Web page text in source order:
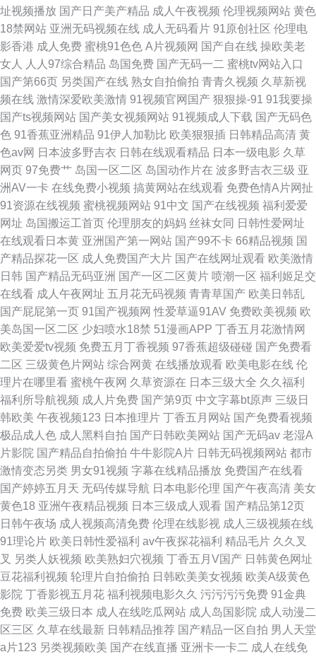
址视频播放 国产日产美产精品 成人午夜视频 伦理视频网站 黄色
18禁网站 亚洲无码视频在线 成人无码看片 91原创社区 伦理电
影香港 成人免费 蜜桃91色色 A片视频网 国产自在线 操欧美老
女人
人人97综合精品 岛国免费 国产无码一二 蜜桃tv网站入口
国产第66页 另类国产在线 熟女自拍偷拍 青青久视频 久草新视
频在线 激情深爱欧美激情 91视频官网国产 狠狠操-91 91我要操
国产ts视频网站 国产美女视频网站 91视频成人下载 国产无码色
色 91香蕉亚洲精品 91伊人加勒比 欧美狠狠插 日韩精品高清 黄
色av网 日本波多野吉衣 日韩在线观看精品 日本一级电影 久草
网页 97免费艹 岛国一区二区 岛国动作片在 波多野吉衣三级 亚
洲AV一卡 在线免费小视频 搞黄网站在线观看 免费色情A片网扯
91资源在线视频 蜜桃视频网站 91中文 国产在线视频 福利爱爱
网址 岛国搬运工首页 伦理朋友的妈妈 丝袜女同 日韩性爱网址
在线观看日本黄 亚洲国产第一网站 国产99不卡 66精品视频 国
产精品探花一区 成人免费国产大片 国产在线网址观看 欧美激情
日韩 国产精品无码亚洲 国产一区二区黄片 喷潮一区 福利姬足交
在线看 成人午夜网址 五月花无码视频 青青草国产 欧美日韩乱
国产屁屁第一页 91国产视频网 性爱草逼91AV 免费欧美视频 欧
美岛国一区二区 少妇喷水18禁 51漫画APP 丁香五月花激情网
欧美爱爱tv视频 免费五月丁香视频 97香蕉超级碰碰 国产免费看
二区 三级黄色片网站 综合网黄 在线播放观看 欧美电影在线 伦
理片在哪里看 蜜桃午夜网 久草资源在 日本三级大全 久久福利
福利所导航视频 成人片免费 国产第9页 中文字幕bt原声 三级日
韩欧美 午夜视频123 日本推理片 丁香五月网站 国产免费看视频
极品成人色 成人黑料自拍 国产日韩欧美网站 国产无码av 老湿A
片影院 国产精品自拍偷拍 牛牛影院A片 日韩无码视频网站 都市
激情变态另类 男女91视频 字幕在线精品播放 免费国产在线看
国产婷婷五月天 无码传媒导航 日本电影伦理 国产午夜高清 美女
黄色18 亚洲午夜精品视频 日本三级成人观看 国产精品第12页
日韩午夜场 成人视频高清免费 伦理在线影视 成人三级视频在线
91理论片 欧美日韩性爱福利 av午夜探花福利 精品毛片 久久叉
叉 另类人妖视频 欧美熟妇穴视频 丁香五月V国产 日韩黄色网址
豆花福利视频 轮理片自拍偷拍 日韩欧美美女视频 欧美A级黄色
影院 丁香影视五月花 福利视频电影久久 污污污污免费 91金典
免费 欧美三级日本 成人在线吃瓜网站 成人岛国影院 成人动漫二
区三区 久草在线最新 日韩精品推荐 国产精品一区自拍 男人天堂
a片123 另类视频欧美 国产在线直播 亚洲卡一卡二 成人在线免